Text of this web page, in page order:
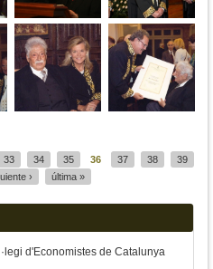
33 34 35 36 37 38
39
› última »
d'Economistes de Catalunya